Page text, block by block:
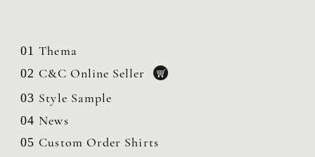
01 Thema
02 C&C Online Seller
03 Style Sample
04 News
05 Custom Order Shirts